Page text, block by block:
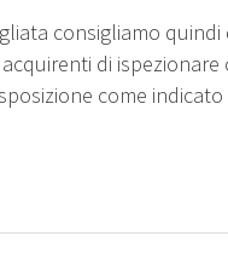
consigliamo
di
come